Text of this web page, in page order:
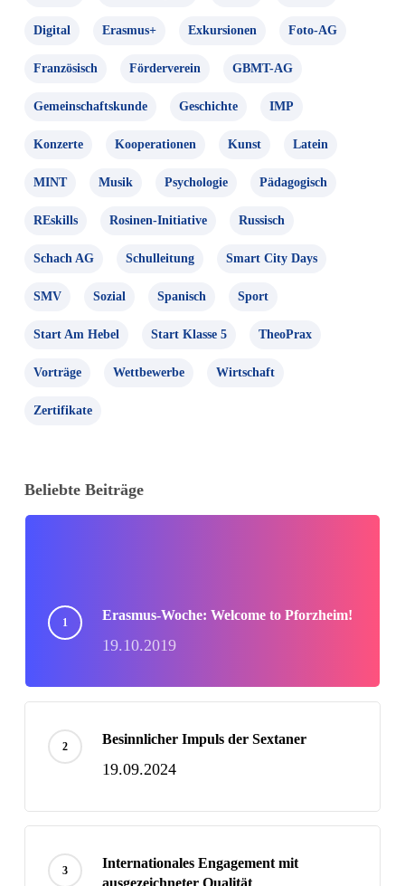
Digital Erasmus+ Exkursionen Foto-AG
Französisch Förderverein GBMT-AG
Gemeinschaftskunde Geschichte IMP
Konzerte Kooperationen Kunst Latein
MINT Musik Psychologie Pädagogisch
REskills Rosinen-Initiative Russisch
Schach AG Schulleitung Smart City Days
SMV Sozial Spanisch Sport
Start Am Hebel Start Klasse 5 TheoPrax
Vorträge Wettbewerbe Wirtschaft
Zertifikate
Beliebte Beiträge
Erasmus-Woche: Welcome to Pforzheim!
19.10.2019
Besinnlicher Impuls der Sextaner
19.09.2024
Internationales Engagement mit
ausgezeichneter Qualität